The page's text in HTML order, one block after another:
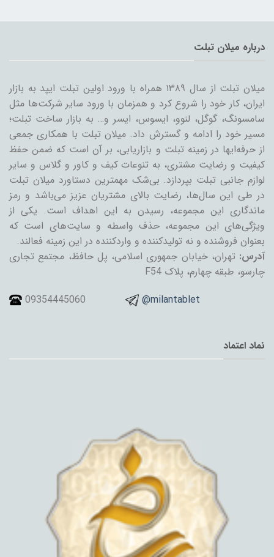
درباره میلان تبلت
میلان تبلت از سال ۱۳۸۹ همراه با ورود اولین تبلت ایپد به بازار
ایران، کار خود را شروع کرد و همزمان با ورود سایر شرکت‌ها مثل
سامسونگ، گوگل، لنوو، ایسوس، ایسر و… به بازار ساخت تبلت؛
مسیر خود را ادامه و گسترش داد. میلان تبلت با همکاری جمعی
از حرفه‌ایها در زمینه تبلت و بازاریابی، بر آن است که ضمن حفظ
کیفیت و رضایت مشتری، به تنوعات کیف و کاور و گلاس و سایر
لوازم جانبی تبلت بپردازد. بی‌شک مهمترین دستاورد میلان تبلت
در طی این سال‌ها، رضایت بالای مشتریان عزیز می‌باشد و رمز
ماندگاری این مجموعه، رسیدن به این اهداف است. یکی از
ویژگی‌های این مجموعه، حذف واسطه و سایت‌های است که
بعنوان فروشنده و نه تولیدکننده و واردکننده در این زمینه فعالند.
آدرس: تهران، خیابان جمهوری اسلامی، پل حافظ، مجتمع تجاری
چارسو، طبقه چهارم، پلاک F54
09354445060
@milantablet
نماد اعتماد